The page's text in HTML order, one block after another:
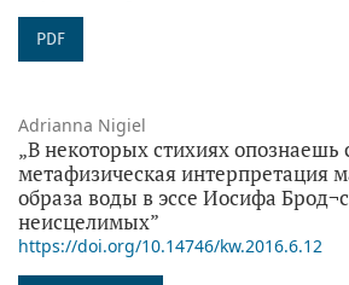
PDF
Adrianna Nigiel
„В некоторых стихиях опознаешь
метафизическая интерпретация
образа воды в эссе Иосифа
неисцелимых”
https://doi.org/10.14746/kw.2016.6.12